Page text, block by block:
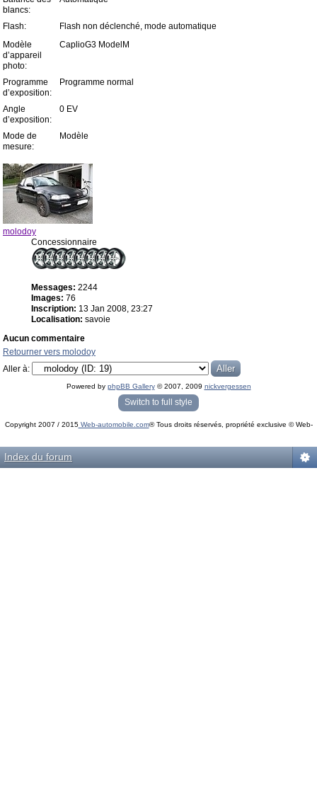
blancs:
Flash:
Flash non déclenché, mode automatique
Modèle
d’appareil
photo:
CaplioG3 ModelM
Programme
d’exposition:
Programme normal
Angle
d’exposition:
0 EV
Mode de
mesure:
Modèle
molodoy
Concessionnaire
Messages: 2244
Images: 76
Inscription: 13 Jan 2008, 23:27
Localisation: savoie
Aucun commentaire
Retourner vers molodoy
Aller à:
Powered by phpBB Gallery© 2007, 2009 nickvergessen
« phpBB Gallery » - Traduction française par
darky
Switch to full style
Copyright 2007 / 2015Web-automobile.com® Tous droits réservés, propriété exclusive © Web-
Index du forum